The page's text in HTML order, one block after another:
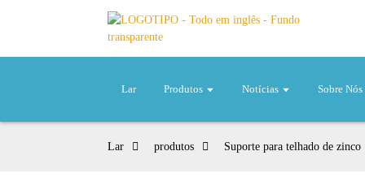
Lar Produtos Notícias Sobre Nós
Lar produtos Suporte para telhado de zinco